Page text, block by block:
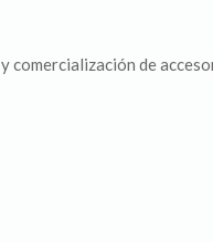
comercialización de